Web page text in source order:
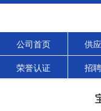
公司首页 供
荣誉认证 招